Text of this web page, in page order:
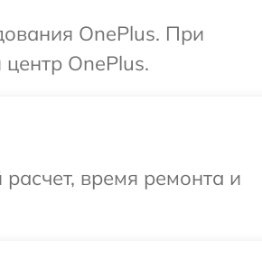
OnePlus. При
OnePlus.
время ремонта и